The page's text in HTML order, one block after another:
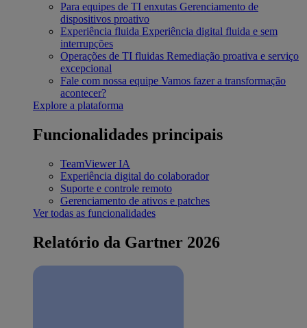
Para equipes de TI enxutas Gerenciamento de
dispositivos proativo
Experiência fluida Experiência digital fluida e sem
interrupções
Operações de TI fluidas Remediação proativa e serviço
excepcional
Fale com nossa equipe Vamos fazer a transformação
acontecer?
Explore a plataforma
Funcionalidades principais
TeamViewer IA
Experiência digital do colaborador
Suporte e controle remoto
Gerenciamento de ativos e patches
Ver todas as funcionalidades
Relatório da Gartner 2026